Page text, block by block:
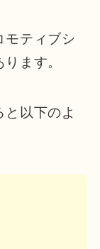
モティブシ
ます。
以下のよ